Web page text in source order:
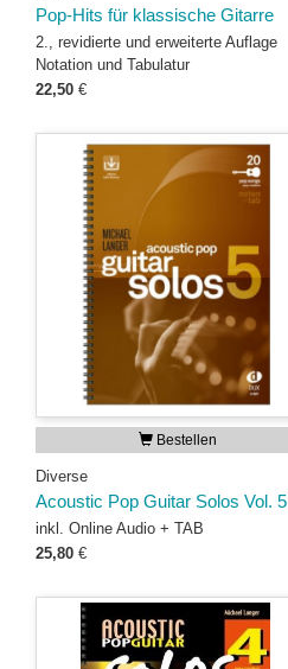
Pop-Hits für klassische Gitarre
2., revidierte und erweiterte Auflage
Notation und Tabulatur
22,50 €
Bestellen
Diverse
Acoustic Pop Guitar Solos Vol. 5
inkl. Online Audio + TAB
25,80 €